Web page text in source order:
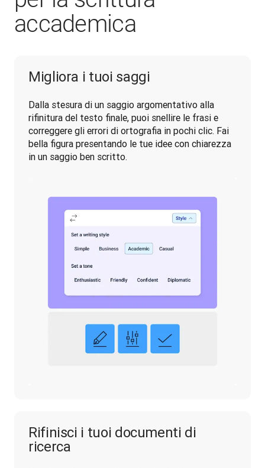
accademica
Migliora i tuoi saggi
Dalla stesura di un saggio argomentativo alla
rifinitura del testo finale, puoi snellire le frasi e
correggere gli errori di ortografia in pochi clic. Fai
bella figura presentando le tue idee con chiarezza
in un saggio ben scritto.
Rifinisci i tuoi documenti di
ricerca